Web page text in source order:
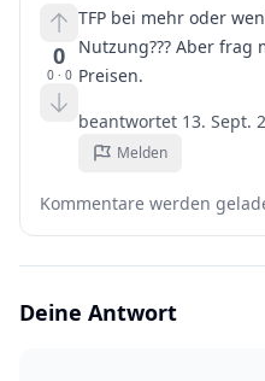
0
0· 0
TFP bei mehr oder
Nutzung??? Aber frag
Preisen.
beantwortet 13. Sept.
Melden
Kommentare werden
Deine Antwort